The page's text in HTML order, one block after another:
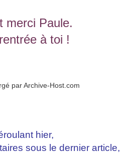
merci Paule.
à toi !
hier,
sous le dernier article,